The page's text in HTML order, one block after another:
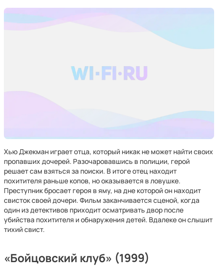
Хью Джекман играет отца, который никак не может найти своих
пропавших дочерей. Разочаровавшись в полиции, герой
решает сам взяться за поиски. В итоге отец находит
похитителя раньше копов, но оказывается в ловушке.
Преступник бросает героя в яму, на дне которой он находит
свисток своей дочери. Фильм заканчивается сценой, когда
один из детективов приходит осматривать двор после
убийства похитителя и обнаружения детей. Вдалеке он слышит
тихий свист.
«Бойцовский клуб» (1999)